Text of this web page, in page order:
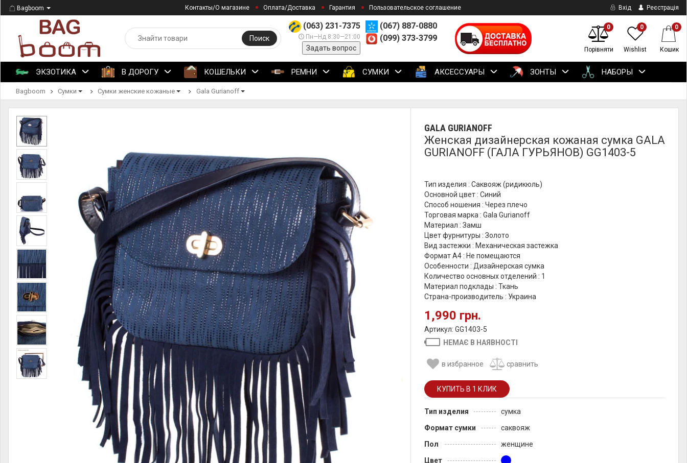
Bagboom Контакты/О магазине Оплата/Доставка Гарантия Пользовательское соглашение Вхід Реєстрація
(063) 231-7375
Пн—Нд 8:30—21:00
Задать вопрос
(067) 887-0880
(099) 373-3799
Поиск
0
Порівняти
0
Wishlist
0
Кошик
ЭКЗОТИКА В ДОРОГУ КОШЕЛЬКИ РЕМНИ СУМКИ АКСЕССУАРЫ ЗОНТЫ НАБОРЫ
Bagboom Сумки Сумки женские кожаные Gala Gurianoff
GALA GURIANOFF
Женская дизайнерская кожаная сумка GALA
GURIANOFF (ГАЛА ГУРЬЯНОВ) GG1403-5
Тип изделия : Саквояж (ридикюль)
Основной цвет : Синий
Способ ношения : Через плечо
Торговая марка : Gala Gurianoff
Материал : Замш
Цвет фурнитуры : Золото
Вид застежки : Механическая застежка
Формат А4 : Не помещаются
Особенности : Дизайнерская сумка
Количество основных отделений : 1
Материал подклады : Ткань
Страна-производитель : Украина
1,990 грн.
Артикул: GG1403-5
НЕМАЄ В НАЯВНОСТІ
в избранное сравнить
Тип изделия
сумка
Формат сумки
саквояж
Пол
женщине
Цвет